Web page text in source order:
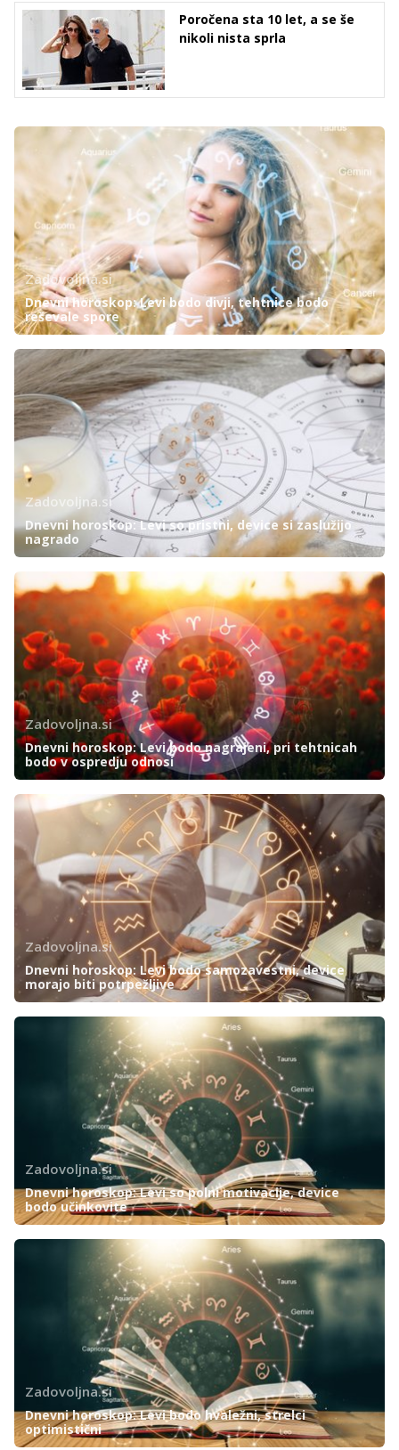
Poročena sta 10 let, a se še
nikoli nista sprla
Zadovoljna.si
Dnevni horoskop: Levi bodo divji, tehtnice bodo
reševale spore
Zadovoljna.si
Dnevni horoskop: Levi so pristni, device si zaslužijo
nagrado
Zadovoljna.si
Dnevni horoskop: Levi bodo nagrajeni, pri tehtnicah
bodo v ospredju odnosi
Zadovoljna.si
Dnevni horoskop: Levi bodo samozavestni, device
morajo biti potrpežljive
Zadovoljna.si
Dnevni horoskop: Levi so polni motivacije, device
bodo učinkovite
Zadovoljna.si
Dnevni horoskop: Levi bodo hvaležni, strelci
optimistični